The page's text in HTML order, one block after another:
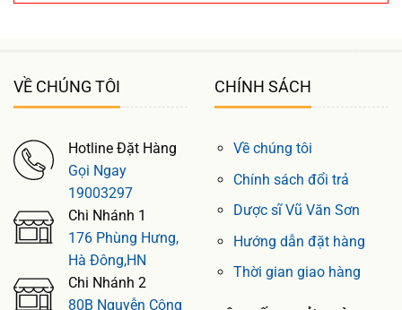
VỀ CHÚNG TÔI
Hotline Đặt Hàng
Gọi Ngay
19003297
Chi Nhánh 1
176 Phùng Hưng,
Hà Đông,HN
Chi Nhánh 2
80B Nguyễn Công
CHÍNH SÁCH
Về chúng tôi
Chính sách đổi trả
Dược sĩ Vũ Văn Sơn
Hướng dẫn đặt hàng
Thời gian giao hàng